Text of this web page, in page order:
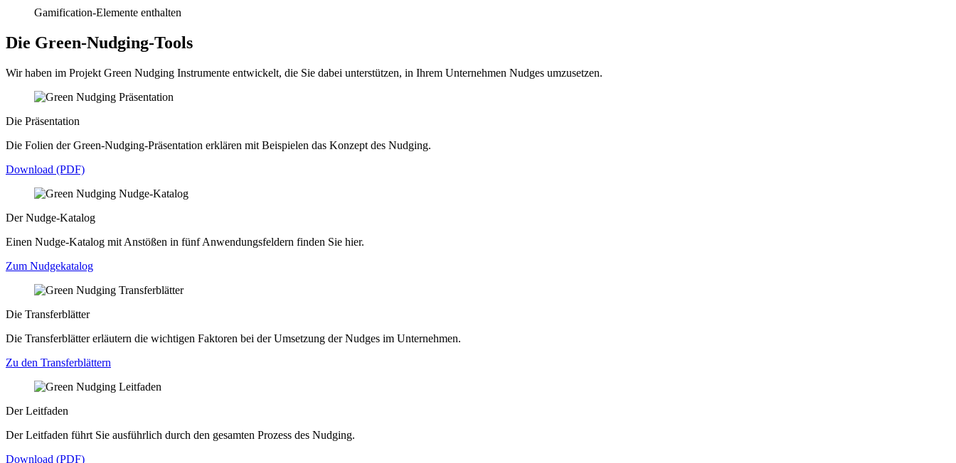
Gamification-Elemente enthalten
Die Green-Nudging-Tools
Wir haben im Projekt Green Nudging Instrumente entwickelt, die Sie dabei unterstützen, in Ihrem Unternehmen Nudges umzusetzen.
Die Präsentation
Die Folien der Green-Nudging-Präsentation erklären mit Beispielen das Konzept des Nudging.
Download (PDF)
Der Nudge-Katalog
Einen Nudge-Katalog mit Anstößen in fünf Anwendungsfeldern finden Sie hier.
Zum Nudgekatalog
Die Transferblätter
Die Transferblätter erläutern die wichtigen Faktoren bei der Umsetzung der Nudges im Unternehmen.
Zu den Transferblättern
Der Leitfaden
Der Leitfaden führt Sie ausführlich durch den gesamten Prozess des Nudging.
Download (PDF)